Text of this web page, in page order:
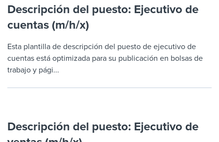
Descripción del puesto: Ejecutivo de
cuentas (m/h/x)
Esta plantilla de descripción del puesto de ejecutivo de
cuentas está optimizada para su publicación en bolsas de
trabajo y pági...
Descripción del puesto: Ejecutivo de